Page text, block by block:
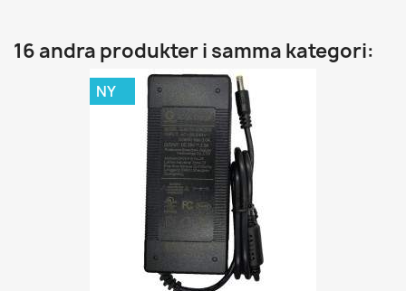
16 andra produkter i samma kategori:
NY